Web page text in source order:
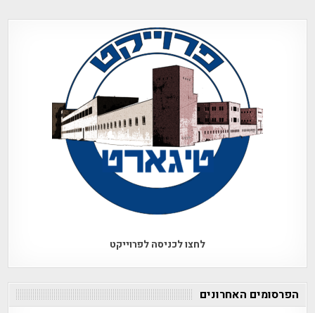
לחצו לכניסה לפרוייקט
הפרסומים האחרונים